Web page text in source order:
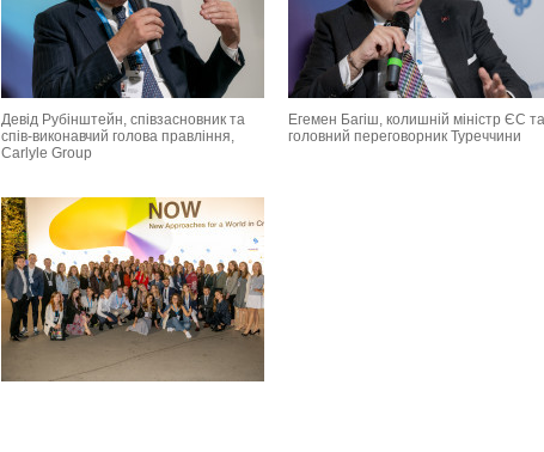
Девід Рубінштейн, співзасновник та
спів-виконавчий голова правління,
Carlyle Group
Егемен Багіш, колишній міністр ЄС та
головний переговорник Туреччини